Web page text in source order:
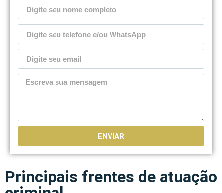
ENVIAR
Principais frentes de atuação